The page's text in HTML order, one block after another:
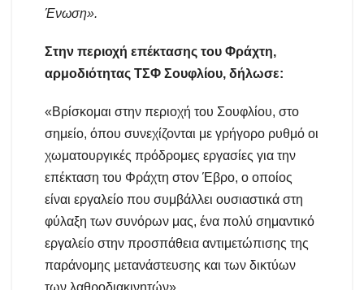
Ένωση».
Στην περιοχή επέκτασης του Φράχτη,
αρμοδιότητας ΤΣΦ Σουφλίου, δήλωσε:
«Βρίσκομαι στην περιοχή του Σουφλίου, στο
σημείο, όπου συνεχίζονται με γρήγορο ρυθμό οι
χωματουργικές πρόδρομες εργασίες για την
επέκταση του Φράχτη στον Έβρο, ο οποίος
είναι εργαλείο που συμβάλλει ουσιαστικά στη
φύλαξη των συνόρων μας, ένα πολύ σημαντικό
εργαλείο στην προσπάθεια αντιμετώπισης της
παράνομης μετανάστευσης και των δικτύων